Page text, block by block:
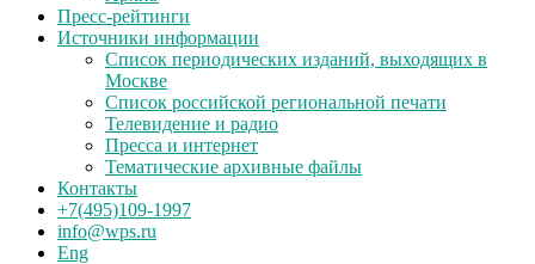
Пресс-рейтинги
Источники информации
Список периодических изданий, выходящих в
Москве
Список российской региональной печати
Телевидение и радио
Пресса и интернет
Тематические архивные файлы
Контакты
+7(495)109-1997
info@wps.ru
Eng